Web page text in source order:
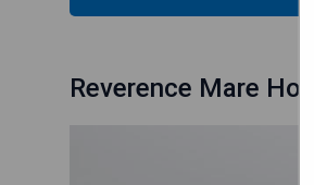
Reverence Mare